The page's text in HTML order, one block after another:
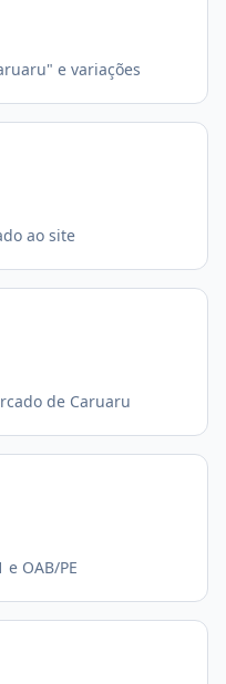
e variações
ao site
de Caruaru
OAB/PE